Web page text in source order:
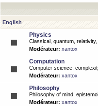
English
Physics
Classical, quantum, relativity,
Modérateur: xantox
Computation
Computer science,
Modérateur: xantox
Philosophy
Philosophy of mind,
Modérateur: xantox